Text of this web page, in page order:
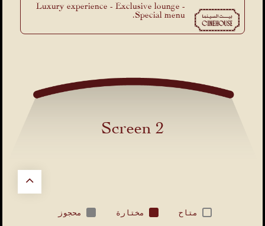
Luxury experience - Exclusive lounge -
Special menu.
Screen 2
متاح مختارة محجوز